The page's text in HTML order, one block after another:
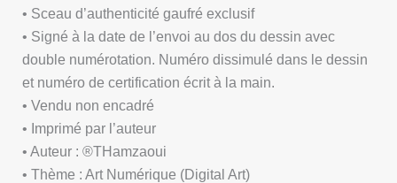
• Sceau d’authenticité gaufré exclusif
• Signé à la date de l’envoi au dos du dessin avec
double numérotation. Numéro dissimulé dans le dessin
et numéro de certification écrit à la main.
• Vendu non encadré
• Imprimé par l’auteur
• Auteur : ®THamzaoui
• Thème : Art Numérique (Digital Art)